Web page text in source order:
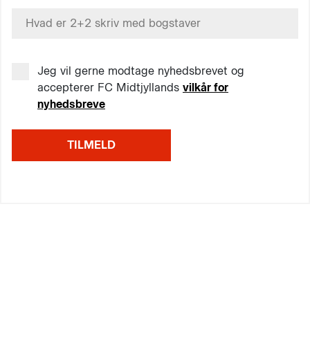
Jeg vil gerne modtage nyhedsbrevet og
accepterer FC Midtjyllands vilkår for
nyhedsbreve